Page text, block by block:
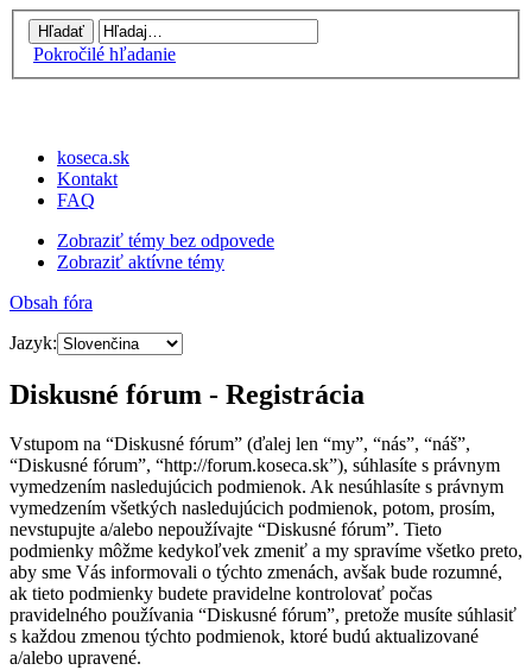
Pokročilé hľadanie
koseca.sk
Kontakt
FAQ
Zobraziť témy bez odpovede
Zobraziť aktívne témy
Obsah fóra
Jazyk:
Diskusné fórum - Registrácia
Vstupom na “Diskusné fórum” (ďalej len “my”, “nás”, “náš”,
“Diskusné fórum”, “http://forum.koseca.sk”), súhlasíte s právnym
vymedzením nasledujúcich podmienok. Ak nesúhlasíte s právnym
vymedzením všetkých nasledujúcich podmienok, potom, prosím,
nevstupujte a/alebo nepoužívajte “Diskusné fórum”. Tieto
podmienky môžme kedykoľvek zmeniť a my spravíme všetko preto,
aby sme Vás informovali o týchto zmenách, avšak bude rozumné,
ak tieto podmienky budete pravidelne kontrolovať počas
pravidelného používania “Diskusné fórum”, pretože musíte súhlasiť
s každou zmenou týchto podmienok, ktoré budú aktualizované
a/alebo upravené.